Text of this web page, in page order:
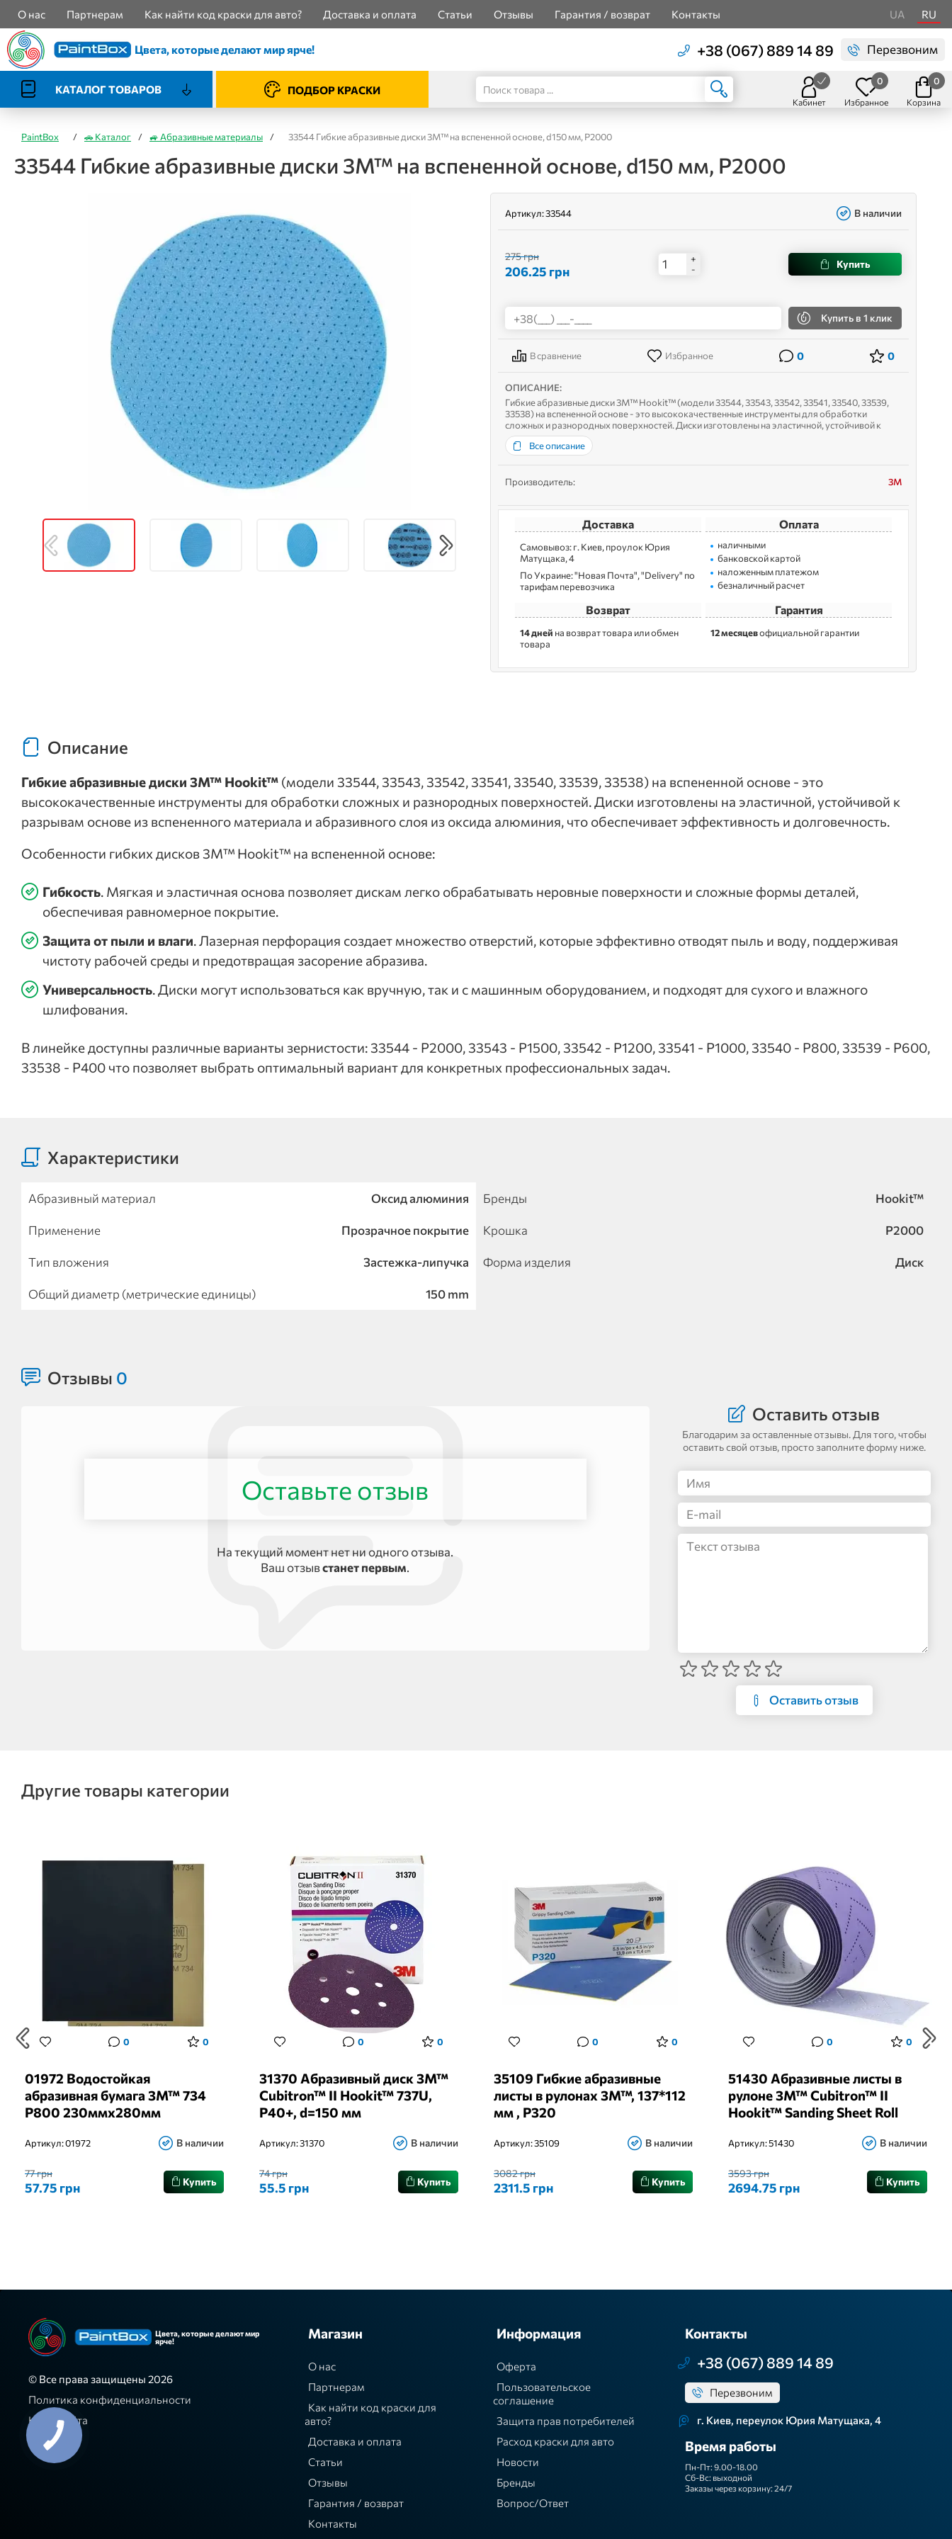
О нас Партнерам Как найти код краски для авто? Доставка и оплата Статьи Отзывы Гарантия / возврат Контакты UA RU
Цвета, которые делают мир ярче! +38 (067) 889 14 89 Перезвоним
КАТАЛОГ ТОВАРОВ ПОДБОР КРАСКИ
Кабинет Избранное
0
Корзина
0
PaintBox / 🚗 Каталог / 🚙 Абразивные материалы / 33544 Гибкие абразивные диски 3M™ на вспененной основе, d150 мм, P2000
33544 Гибкие абразивные диски 3M™ на вспененной основе, d150 мм, P2000
Артикул:33544 В наличии
275 грн
206.25 грн
+
-
Купить
Купить в 1 клик
В сравнение Избранное 0 0
ОПИСАНИЕ:
Гибкие абразивные диски 3M™ Hookit™ (модели 33544, 33543, 33542, 33541, 33540, 33539,
33538) на вспененной основе - это высококачественные инструменты для обработки
сложных и разнородных поверхностей. Диски изготовлены на эластичной, устойчивой к
разрывам основе из вспененного материала ...
Все описание
Производитель: 3M
Доставка
Самовывоз: г. Kиев, пpoулoк Юрия
Матущака, 4
По Украине: "Новая Почта", "Delivery" по
тарифам перевозчика
Оплата
наличными
банковской картой
наложенным платежом
безналичный расчет
Возврат
14 дней на возврат товара или обмен
товара
Гарантия
12 месяцевофициальной гарантии
Описание
Гибкие абразивные диски 3M™ Hookit™ (модели 33544, 33543, 33542, 33541, 33540, 33539, 33538) на вспененной основе - это
высококачественные инструменты для обработки сложных и разнородных поверхностей. Диски изготовлены на эластичной, устойчивой к
разрывам основе из вспененного материала и абразивного слоя из оксида алюминия, что обеспечивает эффективность и долговечность.
Особенности гибких дисков 3M™ Hookit™ на вспененной основе:
Гибкость. Мягкая и эластичная основа позволяет дискам легко обрабатывать неровные поверхности и сложные формы деталей,
обеспечивая равномерное покрытие.
Защита от пыли и влаги. Лазерная перфорация создает множество отверстий, которые эффективно отводят пыль и воду, поддерживая
чистоту рабочей среды и предотвращая засорение абразива.
Универсальность. Диски могут использоваться как вручную, так и с машинным оборудованием, и подходят для сухого и влажного
шлифования.
В линейке доступны различные варианты зернистости: 33544 - Р2000, 33543 - Р1500, 33542 - Р1200, 33541 - Р1000, 33540 - Р800, 33539 - Р600,
33538 - Р400 что позволяет выбрать оптимальный вариант для конкретных профессиональных задач.
Характеристики
Абразивный материал Оксид алюминия Бренды Hookit™
Применение Прозрачное покрытие Крошка P2000
Тип вложения Застежка-липучка Форма изделия Диск
Общий диаметр (метрические единицы) 150 mm
Отзывы 0
Оставьте отзыв
На текущий момент нет ни одного отзыва.
Ваш отзывстанет первым.
Оставить отзыв
Благодарим за оставленные отзывы. Для того, чтобы
оставить свой отзыв, просто заполните форму ниже.
Оставить отзыв
Другие товары категории
0 0
01972 Водостойкая
абразивная бумага 3M™ 734
Р800 230ммх280мм
Артикул:01972 В наличии
77 грн
57.75 грн Купить
0 0
31370 Абразивный диск 3M™
Cubitron™ II Hookit™ 737U,
Р40+, d=150 мм
Артикул:31370 В наличии
74 грн
55.5 грн Купить
0 0
35109 Гибкие абразивные
листы в рулонах 3M™, 137*112
мм , P320
Артикул:35109 В наличии
3082 грн
2311.5 грн Купить
0 0
51430 Абразивные листы в
рулоне 3M™ Cubitron™ II
Hookit™ Sanding Sheet Roll
Артикул:51430 В наличии
3593 грн
2694.75 грн Купить
Цвета, которые делают мир
ярче!
© Все права защищены 2026
Политика конфиденциальности
Карта сайта
Магазин
О нас
Партнерам
Как найти код краски для
авто?
Доставка и оплата
Статьи
Отзывы
Гарантия / возврат
Контакты
Информация
Оферта
Пользовательское
соглашение
Защита прав потребителей
Расход краски для авто
Новости
Бренды
Вопрос/Ответ
Контакты
+38 (067) 889 14 89
Перезвоним
г. Киев, переулок Юрия Матущака, 4
Время работы
Пн-Пт: 9.00-18.00
Сб-Вс: выходной
Заказы через корзину: 24/7